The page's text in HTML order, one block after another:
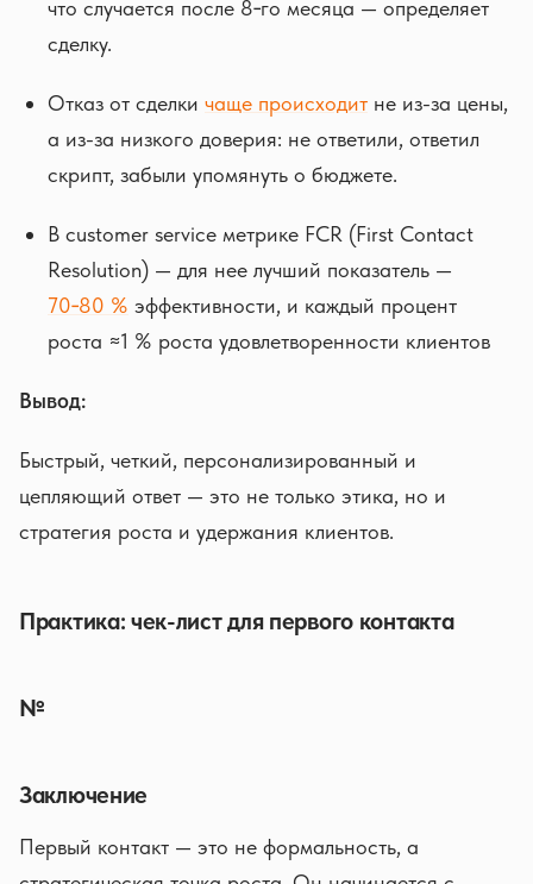
что случается после 8‑го месяца — определяет
сделку.
Отказ от сделки чаще происходит не из-за цены,
а из-за низкого доверия: не ответили, ответил
скрипт, забыли упомянуть о бюджете.
В customer service метрике FCR (First Contact
Resolution) — для нее лучший показатель —
70‑80 % эффективности, и каждый процент
роста ≈1 % роста удовлетворенности клиентов
Вывод:
Быстрый, четкий, персонализированный и
цепляющий ответ — это не только этика, но и
стратегия роста и удержания клиентов.
Практика: чек-лист для первого контакта
№
Заключение
Первый контакт — это не формальность, а